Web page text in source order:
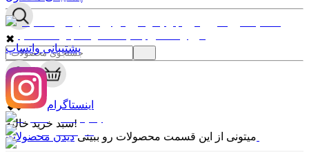
✖
0
✖
سبد خرید خالیه!
میتونی از این قسمت محصولات رو ببینی
پشتیبانی واتساپ
اینستاگرام